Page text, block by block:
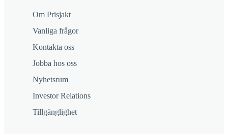
Om Prisjakt
Vanliga frågor
Kontakta oss
Jobba hos oss
Nyhetsrum
Investor Relations
Tillgänglighet